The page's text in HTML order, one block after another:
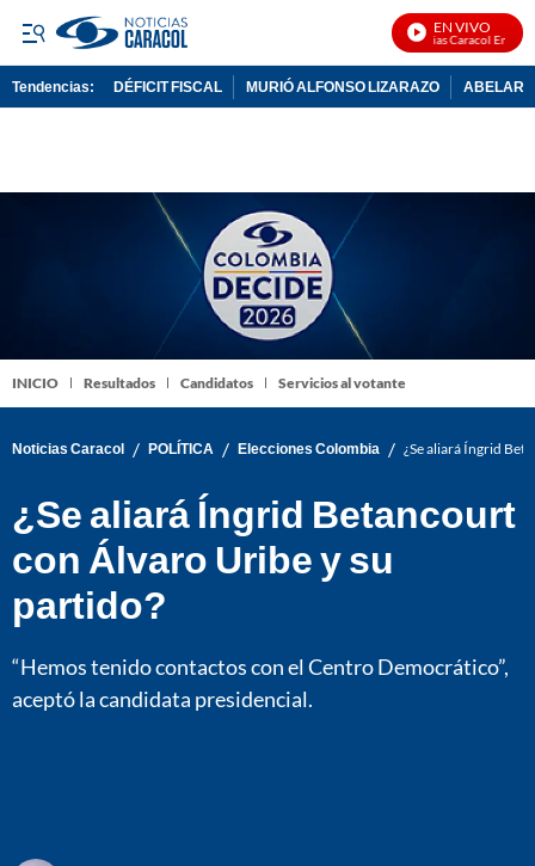
EN VIVO
Noticias Caracol En Vivo
Tendencias: DÉFICIT FISCAL MURIÓ ALFONSO LIZARAZO
INICIO Resultados Candidatos Servicios al votante
Noticias Caracol / POLÍTICA / Elecciones Colombia / ¿Se aliará Íngrid
¿Se aliará Íngrid Betancourt
con Álvaro Uribe y su
partido?
“Hemos tenido contactos con el Centro Democrático”,
aceptó la candidata presidencial.